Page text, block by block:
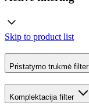
Skip to product list
Pristatymo trukmė filter
Komplektacija filter